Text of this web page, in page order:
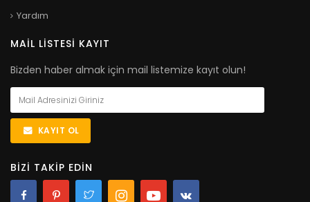
Yardım
MAIL LISTESI KAYIT
Bizden haber almak için mail listemize kayıt olun!
KAYIT OL
BIZI TAKIP EDIN